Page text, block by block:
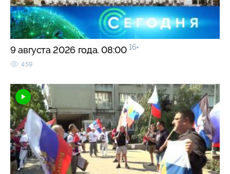
9 августа 2026 года. 08:00 16+
459